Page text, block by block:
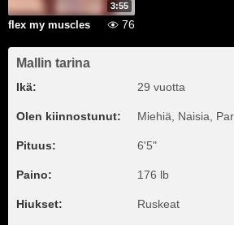
3:55
flex my muscles 76
Mallin tarina
Ikä: 29 vuotta
Olen kiinnostunut: Miehiä, Naisia,
Pituus: 6'5"
Paino: 176 lb
Hiukset: Ruskeat